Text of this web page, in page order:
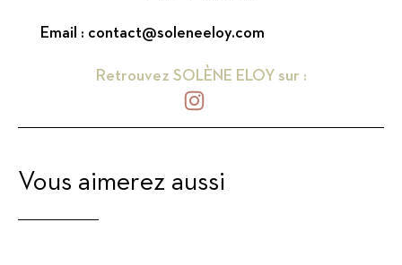
Email : contact@soleneeloy.com
Retrouvez SOLÈNE ELOY sur :
Vous aimerez aussi